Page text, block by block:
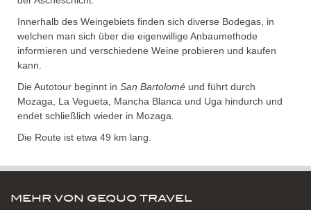
Innerhalb des Weingebiets finden sich diverse Bodegas, in
welchen man sich über die eigenwillige Anbaumethode
informieren und verschiedene Weine probieren und kaufen
kann.
Die Autotour beginnt in San Bartolomé und führt durch
Mozaga, La Vegueta, Mancha Blanca und Uga hindurch und
endet schließlich wieder in Mozaga.
Die Route ist etwa 49 km lang.
MEHR VON GEQUO TRAVEL